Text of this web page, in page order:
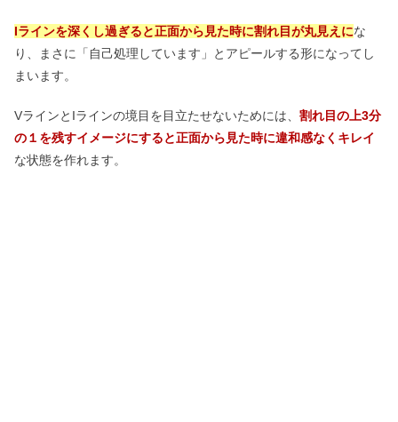
Iラインを深くし過ぎると正面から見た時に割れ目が丸見えにな
り、まさに「自己処理しています」とアピールする形になってし
まいます。
VラインとIラインの境目を目立たせないためには、 割れ目の上3分
の１を残すイメージにすると正面から見た時に違和感なくキレイ
な状態を作れます。